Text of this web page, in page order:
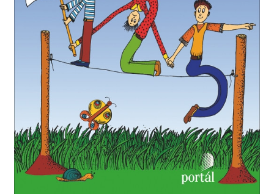
Kreativní tvoření
menu